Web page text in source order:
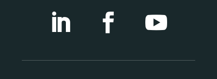
  